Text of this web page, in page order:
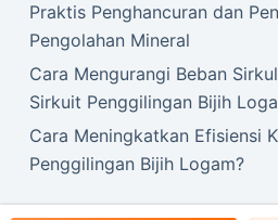
Praktis Penghancuran dan
Pengolahan Mineral
Cara Mengurangi Beban
Sirkuit Penggilingan Bijih
Cara Meningkatkan Efisiensi
Penggilingan Bijih Logam?